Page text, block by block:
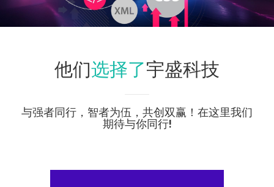
他们选择了宇盛科技
与强者同行，智者为伍，共创双赢！在这里我们
期待与你同行!